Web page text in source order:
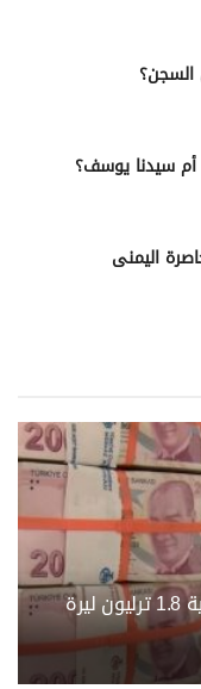
أم سيدنا يوسف؟
اليمنى
فاتورة “خدمة الدين” تكبد الخزانة التركية 1.8 ترليون ليرة